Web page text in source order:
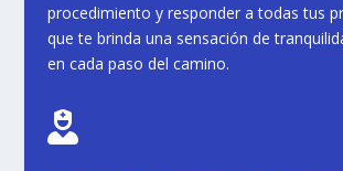
procedimiento y responder a todas tus
que te brinda una sensación de
en cada paso del camino.
